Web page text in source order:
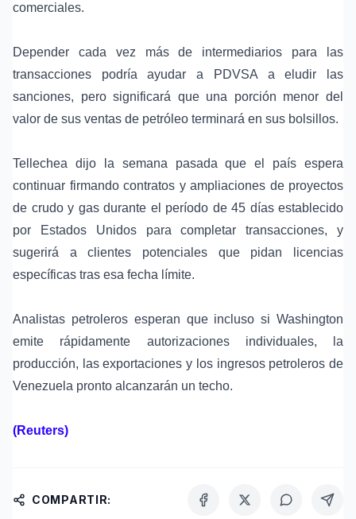
comerciales.
Depender cada vez más de intermediarios para las
transacciones podría ayudar a PDVSA a eludir las
sanciones, pero significará que una porción menor del
valor de sus ventas de petróleo terminará en sus bolsillos.
Tellechea dijo la semana pasada que el país espera
continuar firmando contratos y ampliaciones de proyectos
de crudo y gas durante el período de 45 días establecido
por Estados Unidos para completar transacciones, y
sugerirá a clientes potenciales que pidan licencias
específicas tras esa fecha límite.
Analistas petroleros esperan que incluso si Washington
emite rápidamente autorizaciones individuales, la
producción, las exportaciones y los ingresos petroleros de
Venezuela pronto alcanzarán un techo.
(Reuters)
COMPARTIR: